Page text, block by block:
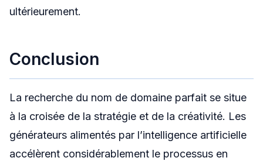
ultérieurement.
Conclusion
La recherche du nom de domaine parfait se situe
à la croisée de la stratégie et de la créativité. Les
générateurs alimentés par l’intelligence artificielle
accélèrent considérablement le processus en